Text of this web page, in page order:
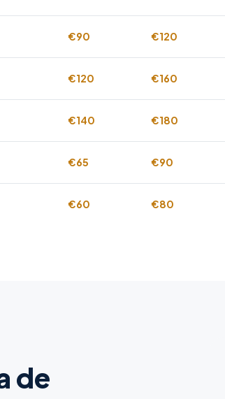
€90 €120
€120 €160
€140 €180
€65 €90
€60 €80
de